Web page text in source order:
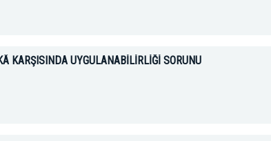
KARŞISINDA UYGULANABİLİRLİĞİ SORUNU